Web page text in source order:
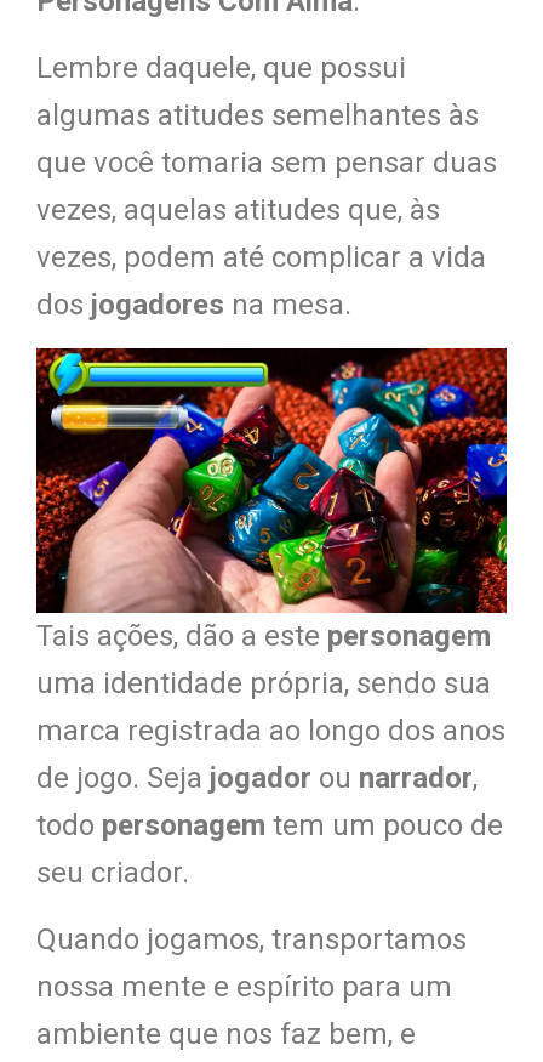
Lembre daquele, que possui
algumas atitudes semelhantes às
que você tomaria sem pensar duas
vezes, aquelas atitudes que, às
vezes, podem até complicar a vida
dos jogadores na mesa.
Tais ações, dão a este personagem
uma identidade própria, sendo sua
marca registrada ao longo dos anos
de jogo. Seja jogador ou narrador,
todo personagem tem um pouco de
seu criador.
Quando jogamos, transportamos
nossa mente e espírito para um
ambiente que nos faz bem, e